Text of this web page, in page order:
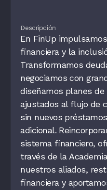
Descripción
En FinUp
financiera y la
Transformamos
negociamos con
diseñamos planes
ajustados al flujo de
sin nuevos
adicional.
sistema financiero,
través de la
nuestros aliados,
financiera y